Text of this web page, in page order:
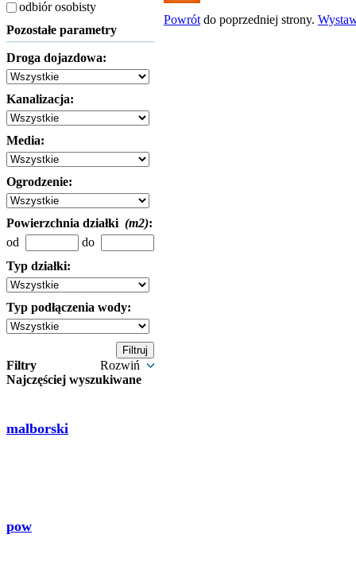
odbiór osobisty
Pozostałe parametry
Droga dojazdowa:
Kanalizacja:
Media:
Ogrodzenie:
Powierzchnia działki (m2):
od
do
Typ działki:
Typ podłączenia wody:
Filtry
Rozwiń
Najczęściej wyszukiwane
malborski
pow
Powrót do poprzedniej strony.